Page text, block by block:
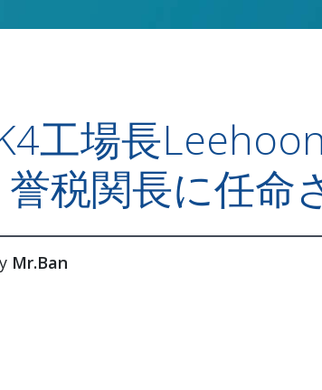
工場長
誉税関長に任命
Mr.Ban